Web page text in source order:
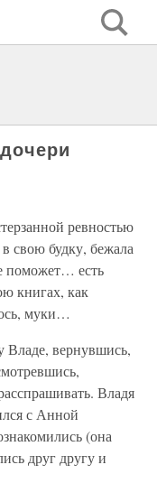
ревностью
свою будку, бежала
поможет… есть
книгах, как
муки…
Владе, вернувшись,
Владя
с Анной
(она
друг другу и